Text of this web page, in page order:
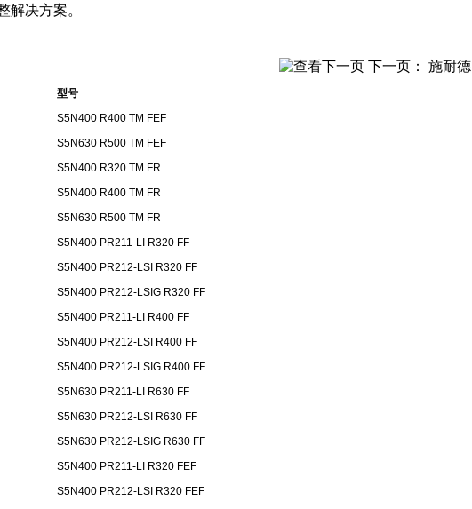
解决方案。
下一页： 施耐
型号
S5N400 R400 TM FEF
S5N630 R500 TM FEF
S5N400 R320 TM FR
S5N400 R400 TM FR
S5N630 R500 TM FR
S5N400 PR211-LI R320 FF
S5N400 PR212-LSI R320 FF
S5N400 PR212-LSIG R320 FF
S5N400 PR211-LI R400 FF
S5N400 PR212-LSI R400 FF
S5N400 PR212-LSIG R400 FF
S5N630 PR211-LI R630 FF
S5N630 PR212-LSI R630 FF
S5N630 PR212-LSIG R630 FF
S5N400 PR211-LI R320 FEF
S5N400 PR212-LSI R320 FEF